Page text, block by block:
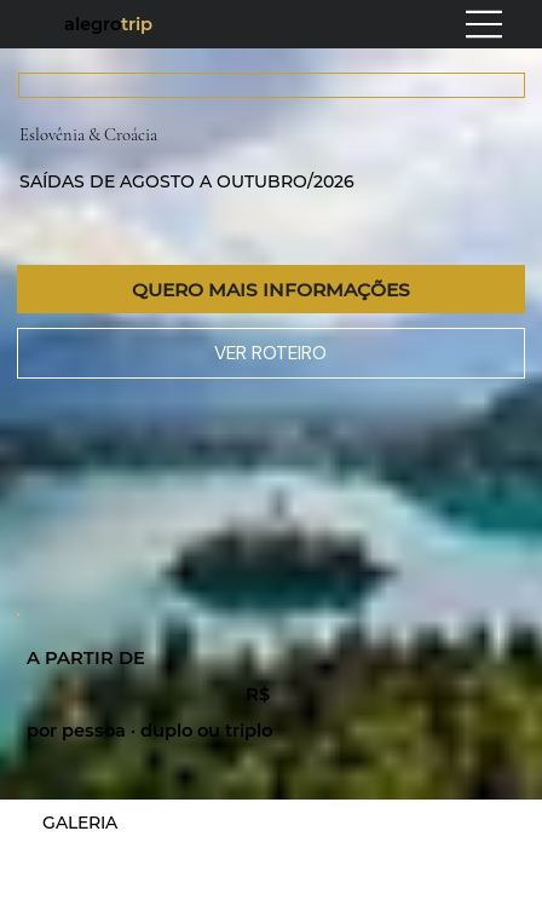
alegrotrip
Eslovênia & Croácia
SAÍDAS DE AGOSTO A OUTUBRO/2026
QUERO MAIS INFORMAÇÕES
VER ROTEIRO
A PARTIR DE
R$
por pessoa · duplo ou triplo
GALERIA